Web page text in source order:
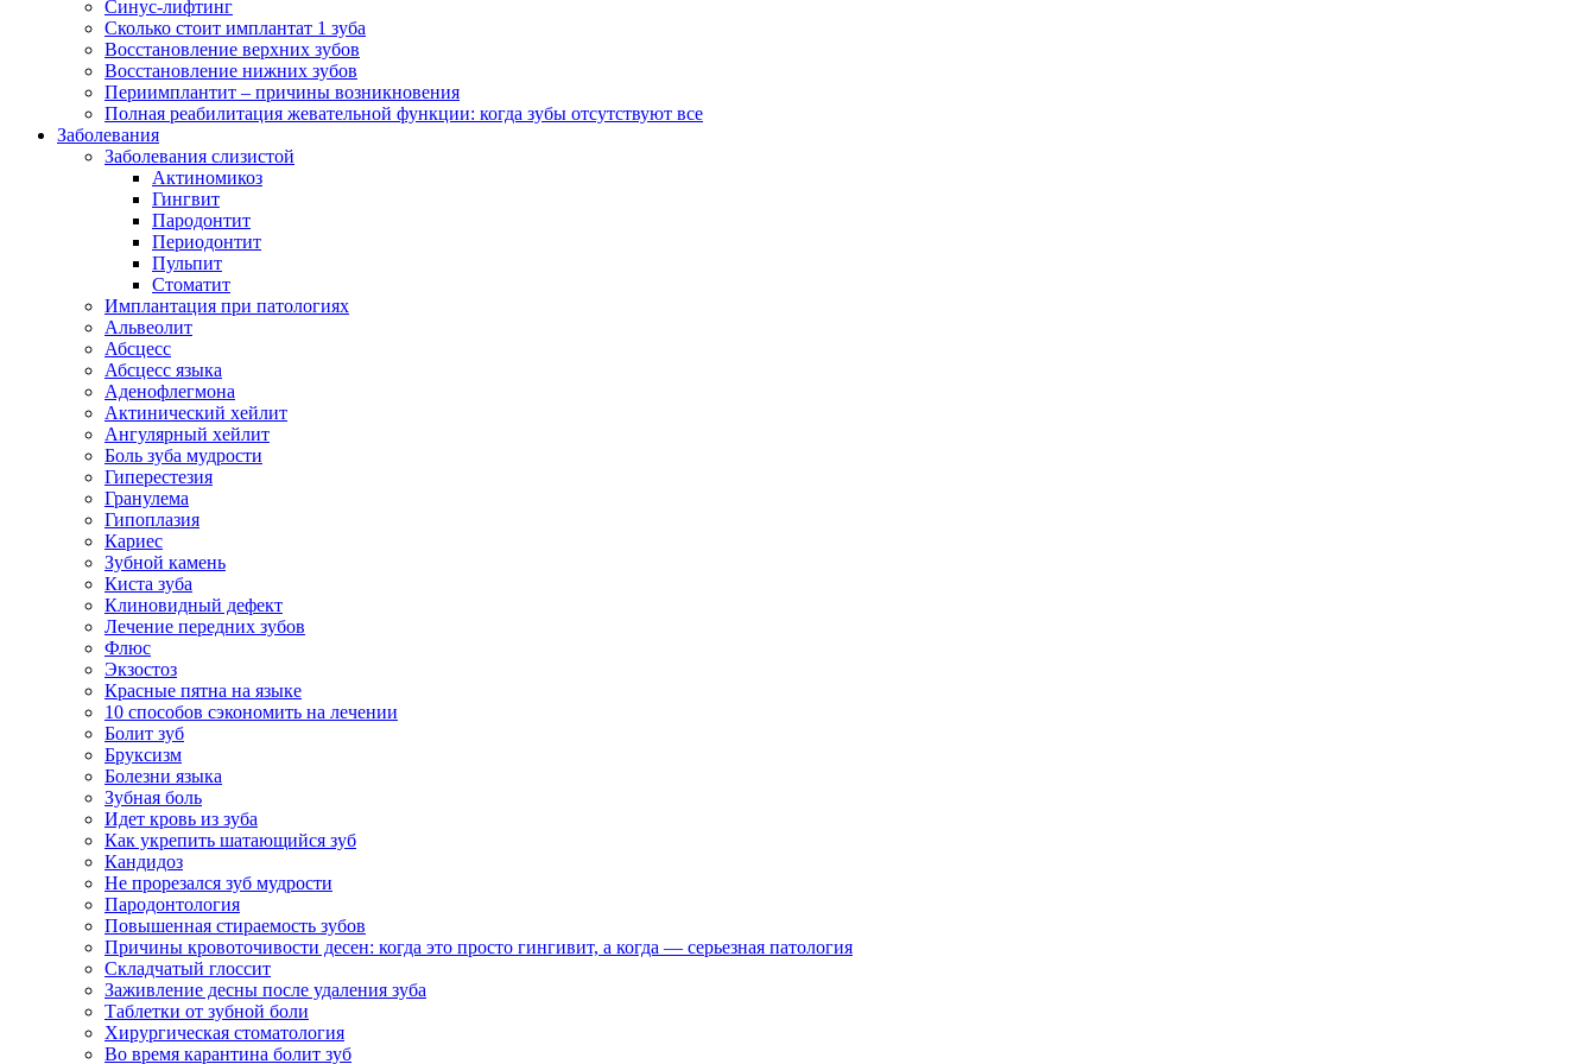
Синус-лифтинг
Сколько стоит имплантат 1 зуба
Восстановление верхних зубов
Восстановление нижних зубов
Периимплантит – причины возникновения
Полная реабилитация жевательной функции: когда зубы отсутствуют все
Заболевания
Заболевания слизистой
Актиномикоз
Гингвит
Пародонтит
Периодонтит
Пульпит
Стоматит
Имплантация при патологиях
Альвеолит
Абсцесс
Абсцесс языка
Аденофлегмона
Актинический хейлит
Ангулярный хейлит
Боль зуба мудрости
Гиперестезия
Гранулема
Гипоплазия
Кариес
Зубной камень
Киста зуба
Клиновидный дефект
Лечение передних зубов
Флюс
Экзостоз
Красные пятна на языке
10 способов сэкономить на лечении
Болит зуб
Бруксизм
Болезни языка
Зубная боль
Идет кровь из зуба
Как укрепить шатающийся зуб
Кандидоз
Не прорезался зуб мудрости
Пародонтология
Повышенная стираемость зубов
Причины кровоточивости десен: когда это просто гингивит, а когда — серьезная патология
Складчатый глоссит
Заживление десны после удаления зуба
Таблетки от зубной боли
Хирургическая стоматология
Во время карантина болит зуб